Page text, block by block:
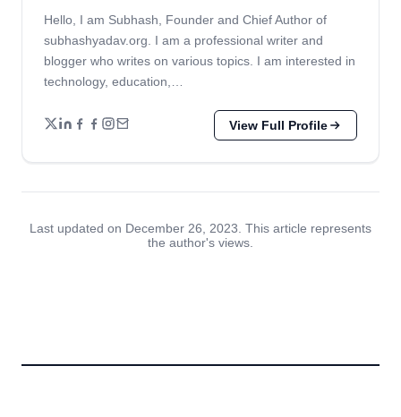
Hello, I am Subhash, Founder and Chief Author of
subhashyadav.org. I am a professional writer and
blogger who writes on various topics. I am interested in
technology, education,…
View Full Profile
Last updated on December 26, 2023. This article represents
the author's views.